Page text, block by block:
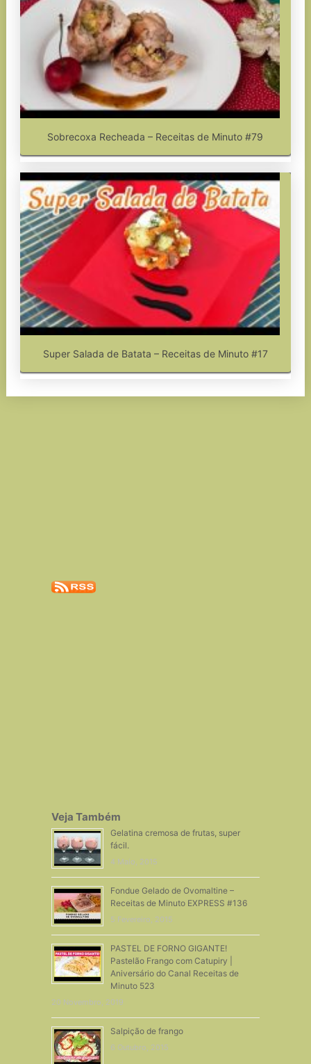
Sobrecoxa Recheada – Receitas de Minuto #79
Super Salada de Batata – Receitas de Minuto #17
Veja Também
Gelatina cremosa de frutas, super
fácil.
4 Maio, 2015
Fondue Gelado de Ovomaltine –
Receitas de Minuto EXPRESS #136
5 Fevereiro, 2015
PASTEL DE FORNO GIGANTE!
Pastelão Frango com Catupiry |
Aniversário do Canal Receitas de
Minuto 523
20 Novembro, 2019
Salpição de frango
6 Outubro, 2015